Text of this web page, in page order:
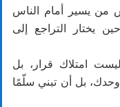
من يسير أمام الناس
يختار التراجع إلى
امتلاك قرار، بل
بل أن تبني سلّمًا